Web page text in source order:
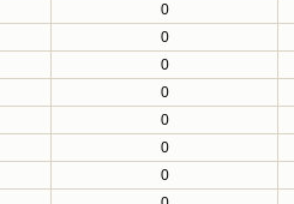
0
0
0
0
0
0
0